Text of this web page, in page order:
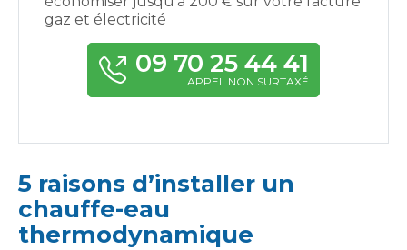
gaz et électricité
09 70 25 44 41
APPEL NON SURTAXÉ
5 raisons d’installer un
chauffe-eau
thermodynamique